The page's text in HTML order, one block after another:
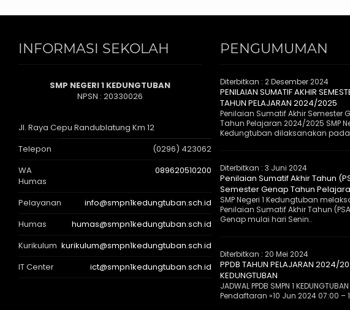
INFORMASI SEKOLAH
SMP NEGERI 1 KEDUNGTUBAN
NPSN : 20330026
Jl. Raya Cepu Randublatung Km 12
Telepon
(0296) 423062
WA
Humas
089620510200
Pelayanan
info@smpn1kedungtuban.sch.id
Humas
humas@smpn1kedungtuban.sch.id
Kurikulum kurikulum@smpn1kedungtuban.sch.id
IT Center
ict@smpn1kedungtuban.sch.id
PENGUMUMAN
Diterbitkan : 2 Desember 2024
PENILAIAN SUMATIF AKHIR
TAHUN PELAJARAN 2024/2025
Penilaian Sumatif Akhir Semester
Tahun Pelajaran 2024/2025 SMP
Kedungtuban dilaksanakan
Diterbitkan : 3 Juni 2024
Penilaian Sumatif Akhir Tahun
Semester Genap Tahun
SMP Negeri 1 Kedungtuban
Penilaian Sumatif Akhir Tahun
Genap mulai hari Senin..
Diterbitkan : 20 Mei 2024
PPDB TAHUN PELAJARAN 2024/
KEDUNGTUBAN
JADWAL PPDB SMPN 1
Pendaftaran »10 Jun 2024 07:00 –